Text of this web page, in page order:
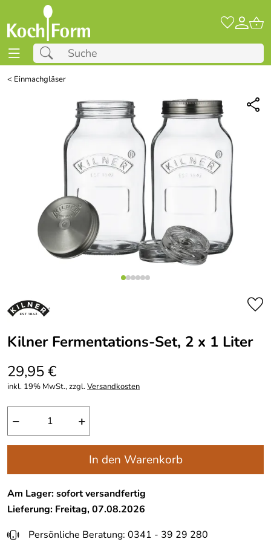
< Einmachgläser
Kilner Fermentations-Set, 2 x 1 Liter
29,95 €
inkl. 19% MwSt., zzgl.Versandkosten
− +
In den Warenkorb
Am Lager: sofort versandfertig
Lieferung: Freitag, 07.08.2026
Persönliche Beratung: 0341 - 39 29 280